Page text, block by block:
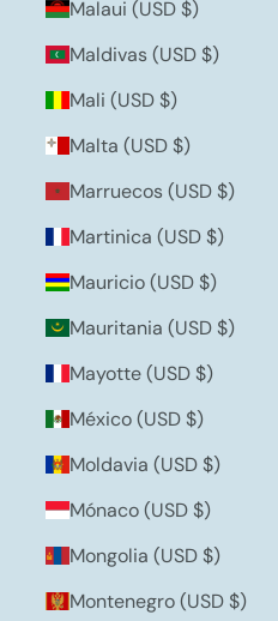
Malaui (USD $)
Maldivas (USD $)
Mali (USD $)
Malta (USD $)
Marruecos (USD $)
Martinica (USD $)
Mauricio (USD $)
Mauritania (USD $)
Mayotte (USD $)
México (USD $)
Moldavia (USD $)
Mónaco (USD $)
Mongolia (USD $)
Montenegro (USD $)